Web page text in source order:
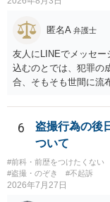
事案で、断言すること
の気持ちを理解した上
士に予め費用の見積も
匿名A 弁護士
友人にLINEでメッセー
込むのとでは、犯罪の
合、そもそも世間に流
6
盗撮行為の後
ついて
#前科・前歴をつけたくない
#盗撮・のぞき
#不起訴
2026年7月27日